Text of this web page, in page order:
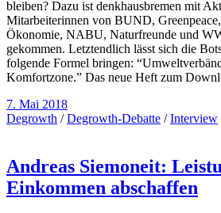
bleiben? Dazu ist denkhausbremen mit
Mitarbeiterinnen von BUND,
Ökonomie, NABU, Naturfreunde und
gekommen. Letztendlich lässt sich die
folgende Formel bringen:
Komfortzone.” Das neue Heft zum
7. Mai 2018
Degrowth /Degrowth-Debatte /Interview
Andreas Siemoneit:
Einkommen abschaffen